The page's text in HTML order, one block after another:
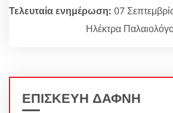
Τελευταία ενημέρωση: 07
Ηλέκτρα
ΕΠΙΣΚΕΥΗ ΔΑΦΝΗ